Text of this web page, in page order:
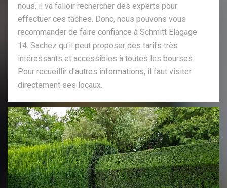
nous, il va falloir rechercher des experts pour
effectuer ces tâches. Donc, nous pouvons vous
recommander de faire confiance à Schmitt Elagage
14. Sachez qu'il peut proposer des tarifs très
intéressants et accessibles à toutes les bourses.
Pour recueillir d'autres informations, il faut visiter
directement ses locaux.